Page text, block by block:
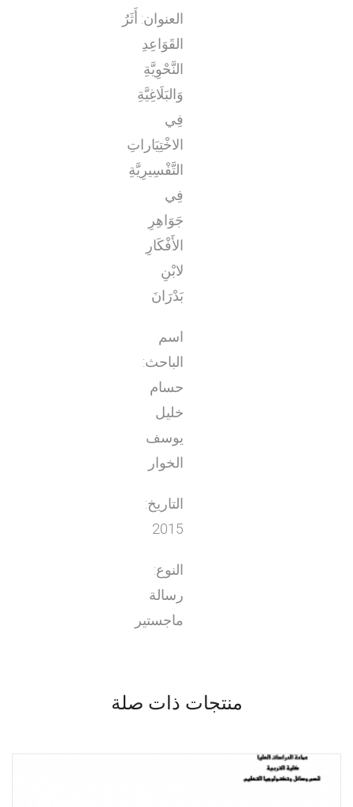
العنوان: أَثَرُ
القَوَاعِدِ
النَّحْوِيَّةِ
وَالبَلَاغِيَّةِ
فِي
الاخْتِيَاراتِ
التَّفْسِيرِيَّةِ
فِي
جَوَاهِرِ
الأَفْكَارِ
لابْنِ
بَدْرَانَ
اسم
الباحث:
حسام
خليل
يوسف
الخوار
التاريخ:
2015
النوع:
رسالة
ماجستير
منتجات ذات صلة